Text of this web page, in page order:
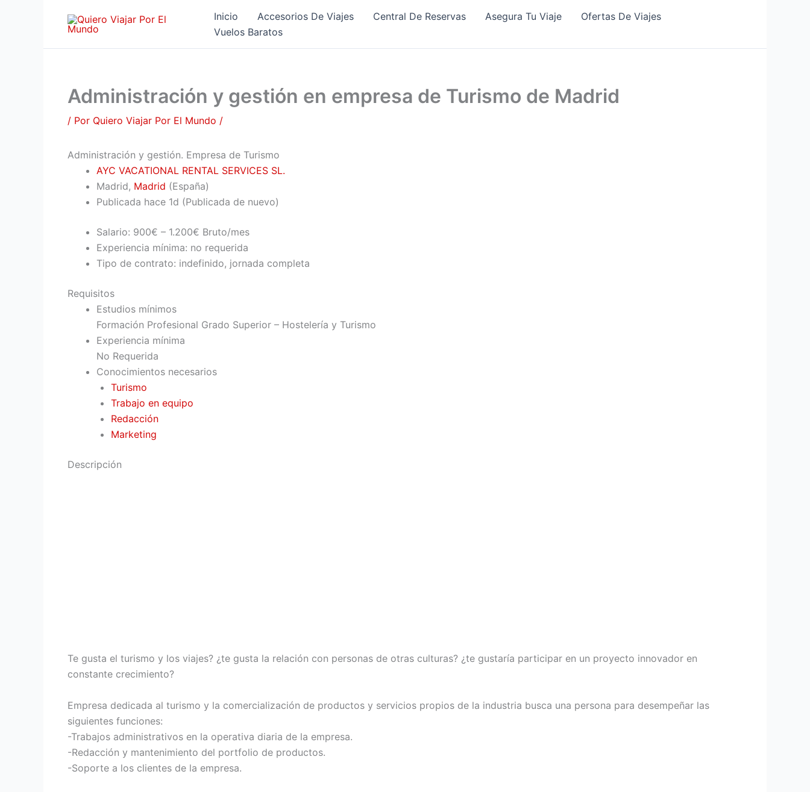
Inicio Accesorios De Viajes Central De Reservas Asegura Tu Viaje
Ofertas De Viajes
Vuelos Baratos
Administración y gestión en empresa de Turismo de Madrid
/ Por Quiero Viajar Por El Mundo /
Administración y gestión. Empresa de Turismo
AYC VACATIONAL RENTAL SERVICES SL.
Madrid, Madrid (España)
Publicada hace 1d (Publicada de nuevo)
Salario: 900€ – 1.200€ Bruto/mes
Experiencia mínima: no requerida
Tipo de contrato: indefinido, jornada completa
Requisitos
Estudios mínimos
Formación Profesional Grado Superior – Hostelería y Turismo
Experiencia mínima
No Requerida
Conocimientos necesarios
Turismo
Trabajo en equipo
Redacción
Marketing
Descripción
Te gusta el turismo y los viajes? ¿te gusta la relación con personas de otras culturas? ¿te gustaría participar en un proyecto innovador en
constante crecimiento?
Empresa dedicada al turismo y la comercialización de productos y servicios propios de la industria busca una persona para desempeñar las
siguientes funciones:
-Trabajos administrativos en la operativa diaria de la empresa.
-Redacción y mantenimiento del portfolio de productos.
-Soporte a los clientes de la empresa.